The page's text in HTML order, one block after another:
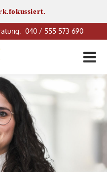
040 / 555 573 690